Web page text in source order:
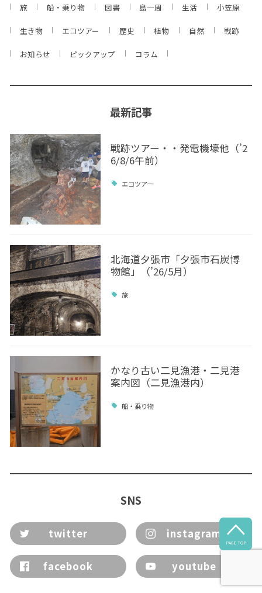
旅 船・乗り物 図書 島一周 生活 小笠原
生き物 エコツアー 歴史 植物 自然 戦跡
お知らせ ピックアップ コラム
最新記事
戦跡ツアー・・発電機壕他（’2
6/8/6午前）
エコツアー
北海道夕張市「夕張市石炭博
物館」（’26/5月）
旅
かなり古い二見漁港・二見港
案内図（二見漁港内）
船・乗り物
SNS
twitter instagram
facebook youtube

PAGE TOP